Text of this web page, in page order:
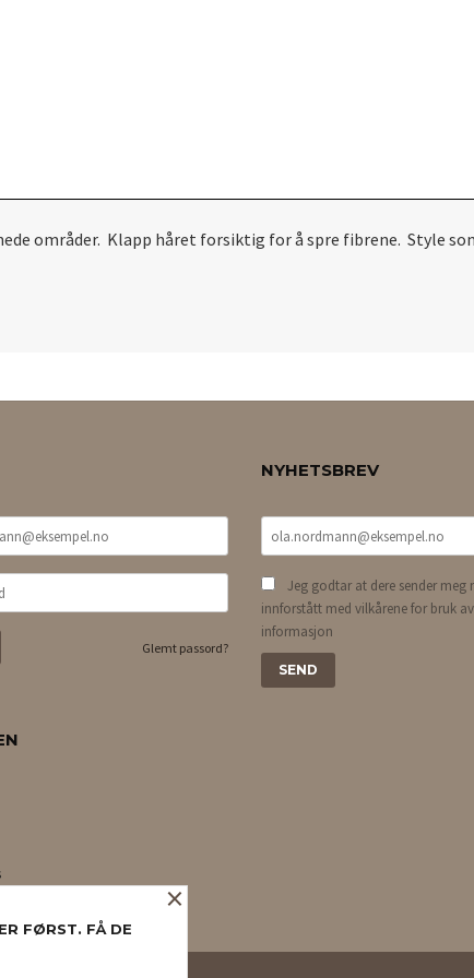
områder. Klapp håret forsiktig for å spre fibrene. Style
Glemt passord?
NYHETSBREV
Jeg godtar at dere sender meg
innforstått med vilkårene for bruk
informasjon
×
FØRST. FÅ DE